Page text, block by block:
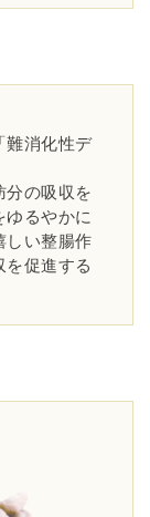
難消化性デ
分の吸収を
るやかに
しい整腸作
促進する